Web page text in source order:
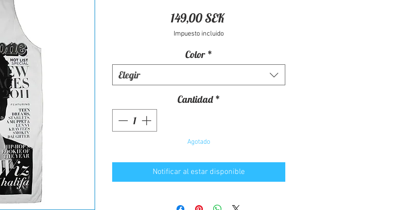
149,00 SEKPrecio
Impuesto incluido
Color *
Elegir
Cantidad *
Agotado
Notificar al estar disponible